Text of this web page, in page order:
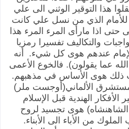
هذا التوقير الوثني الى علي
للأمام الذي من نسل علي كانت
اذا مارأى المرء المرء هذا
والتكاليف تفسيرا رمزيا
عندهم هوى كل شيء. أنه
عما يقولون). فالخوع الأعمى
ذلك هوى الأساس في مذهبهم.
الألماني(أوجست ملر)
الأفكار الهندية قبل الإسلام
هوى تجسيد لروح
من الأباء الى الأبناء.